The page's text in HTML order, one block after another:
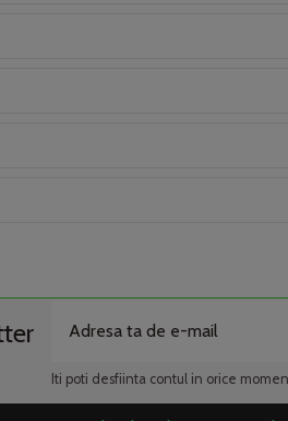
Iti poti desfiinta contul in orice